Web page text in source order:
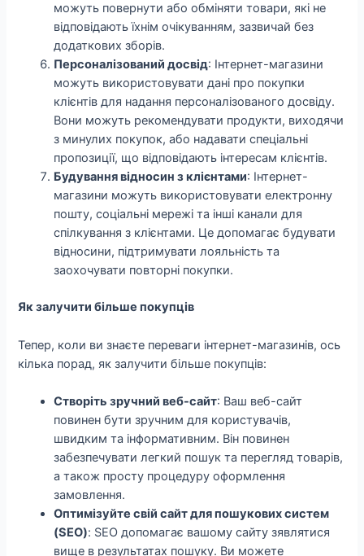
можуть повернути або обміняти товари, які не
відповідають їхнім очікуванням, зазвичай без
додаткових зборів.
Персоналізований досвід: Інтернет-магазини
можуть використовувати дані про покупки
клієнтів для надання персоналізованого досвіду.
Вони можуть рекомендувати продукти, виходячи
з минулих покупок, або надавати спеціальні
пропозиції, що відповідають інтересам клієнтів.
Будування відносин з клієнтами: Інтернет-
магазини можуть використовувати електронну
пошту, соціальні мережі та інші канали для
спілкування з клієнтами. Це допомагає будувати
відносини, підтримувати лояльність та
заохочувати повторні покупки.
Як залучити більше покупців
Тепер, коли ви знаєте переваги інтернет-магазинів, ось
кілька порад, як залучити більше покупців:
Створіть зручний веб-сайт: Ваш веб-сайт
повинен бути зручним для користувачів,
швидким та інформативним. Він повинен
забезпечувати легкий пошук та перегляд товарів,
а також просту процедуру оформлення
замовлення.
Оптимізуйте свій сайт для пошукових систем
(SEO): SEO допомагає вашому сайту зявлятися
вище в результатах пошуку. Ви можете